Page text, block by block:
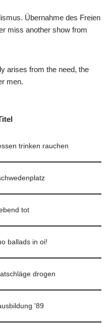
Übernahme des Freien
miss another show from
arises from the need, the
men.
trinken rauchen
tot
ballads in oi!
drogen
'89